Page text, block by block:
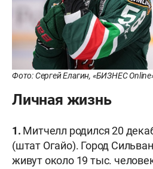
Фото: Сергей Елагин, «БИЗНЕС
Личная жизнь
1. Митчелл родился 20
(штат Огайо). Город
живут около 19 тыс.